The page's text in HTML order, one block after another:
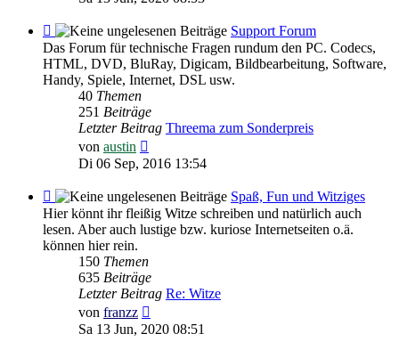
Feed
-
Support
Forum
Support Forum
Das Forum für technische Fragen rundum den PC. Codecs,
HTML, DVD, BluRay, Digicam, Bildbearbeitung, Software,
Handy, Spiele, Internet, DSL usw.
40 Themen
251 Beiträge
Letzter Beitrag Threema zum Sonderpreis
von austin
Beitrag
Di 06 Sep, 2016 13:54
Feed
-
Spaß,
Fun
Witziges
Spaß, Fun und Witziges
Hier könnt ihr fleißig Witze schreiben und natürlich auch
lesen. Aber auch lustige bzw. kuriose Internetseiten o.ä.
können hier rein.
150 Themen
635 Beiträge
Letzter Beitrag Re: Witze
von franzz
Beitrag
Sa 13 Jun, 2020 08:51